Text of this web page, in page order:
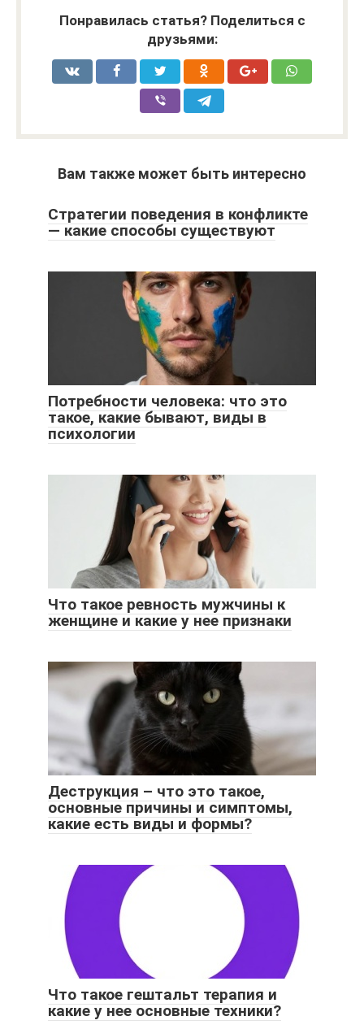
Понравилась статья? Поделиться с
друзьями:
Вам также может быть интересно
Стратегии поведения в конфликте
— какие способы существуют
Потребности человека: что это
такое, какие бывают, виды в
психологии
Что такое ревность мужчины к
женщине и какие у нее признаки
Деструкция – что это такое,
основные причины и симптомы,
какие есть виды и формы?
Что такое гештальт терапия и
какие у нее основные техники?